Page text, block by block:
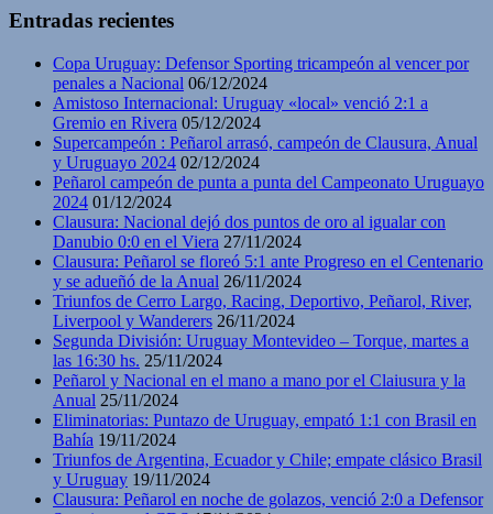
Entradas recientes
Copa Uruguay: Defensor Sporting tricampeón al vencer por
penales a Nacional 06/12/2024
Amistoso Internacional: Uruguay «local» venció 2:1 a
Gremio en Rivera 05/12/2024
Supercampeón : Peñarol arrasó, campeón de Clausura, Anual
y Uruguayo 2024 02/12/2024
Peñarol campeón de punta a punta del Campeonato Uruguayo
2024 01/12/2024
Clausura: Nacional dejó dos puntos de oro al igualar con
Danubio 0:0 en el Viera 27/11/2024
Clausura: Peñarol se floreó 5:1 ante Progreso en el Centenario
y se adueñó de la Anual 26/11/2024
Triunfos de Cerro Largo, Racing, Deportivo, Peñarol, River,
Liverpool y Wanderers 26/11/2024
Segunda División: Uruguay Montevideo – Torque, martes a
las 16:30 hs. 25/11/2024
Peñarol y Nacional en el mano a mano por el Claiusura y la
Anual 25/11/2024
Eliminatorias: Puntazo de Uruguay, empató 1:1 con Brasil en
Bahía 19/11/2024
Triunfos de Argentina, Ecuador y Chile; empate clásico Brasil
y Uruguay 19/11/2024
Clausura: Peñarol en noche de golazos, venció 2:0 a Defensor